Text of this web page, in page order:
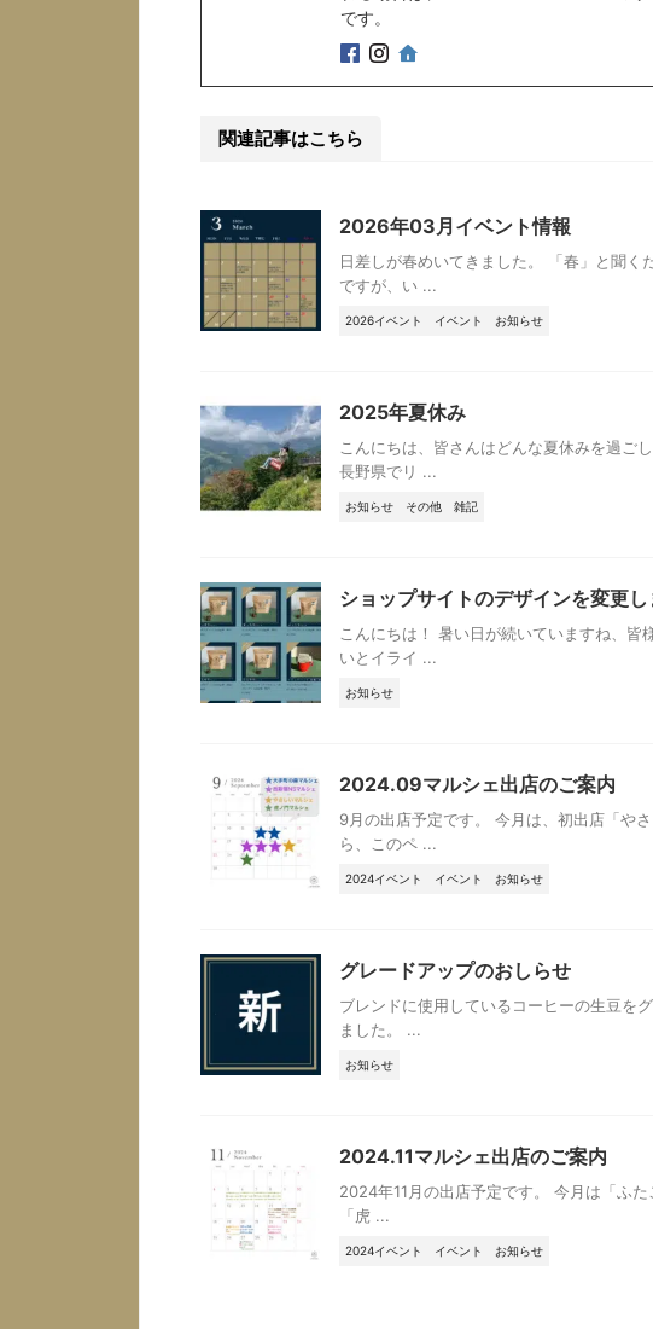
です。
関連記事はこちら
2026年03月イベント情報
日差しが春めいてきました。 「春」と聞く
ですが、い ...
2026イベント イベント お知らせ
2025年夏休み
こんにちは、皆さんはどんな夏休みを過ご
長野県でリ ...
お知らせ その他 雑記
ショップサイトのデザインを変更し
こんにちは！ 暑い日が続いていますね、
いとイライ ...
お知らせ
2024.09マルシェ出店のご案内
9月の出店予定です。 今月は、初出店「や
ら、このペ ...
2024イベント イベント お知らせ
グレードアップのおしらせ
ブレンドに使用しているコーヒーの生豆を
ました。 ...
お知らせ
2024.11マルシェ出店のご案内
2024年11月の出店予定です。 今月は「ふ
「虎 ...
2024イベント イベント お知らせ